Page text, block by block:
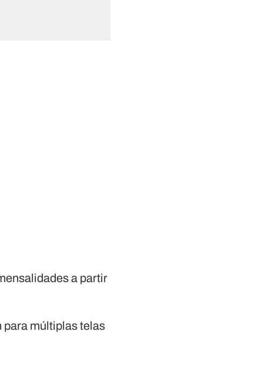
a partir
para múltiplas telas